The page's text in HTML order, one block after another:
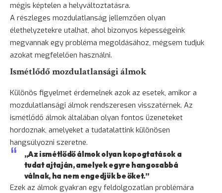
mégis képtelen a helyváltoztatásra.
A részleges mozdulatlanság jellemzően olyan
élethelyzetekre utalhat, ahol bizonyos képességeink
megvannak egy probléma megoldásához, mégsem tudjuk
azokat megfelelően használni.
Ismétlődő mozdulatlansági álmok
Különös figyelmet érdemelnek azok az esetek, amikor a
mozdulatlansági álmok rendszeresen visszatérnek. Az
ismétlődő álmok általában olyan fontos üzeneteket
hordoznak, amelyeket a tudatalattink különösen
hangsúlyozni szeretne.
„Az ismétlődő álmok olyan kopogtatások a
tudat ajtaján, amelyek egyre hangosabbá
válnak, ha nem engedjük be őket.”
Ezek az álmok gyakran egy feldolgozatlan problémára